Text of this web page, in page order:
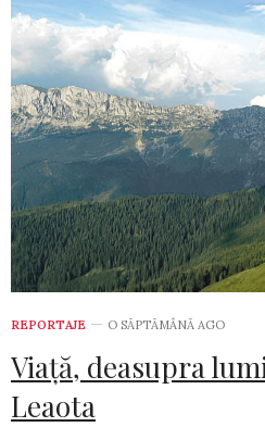
REPORTAJE O SĂPTĂMÂNĂ AGO
Viață, deasupra
Leaota